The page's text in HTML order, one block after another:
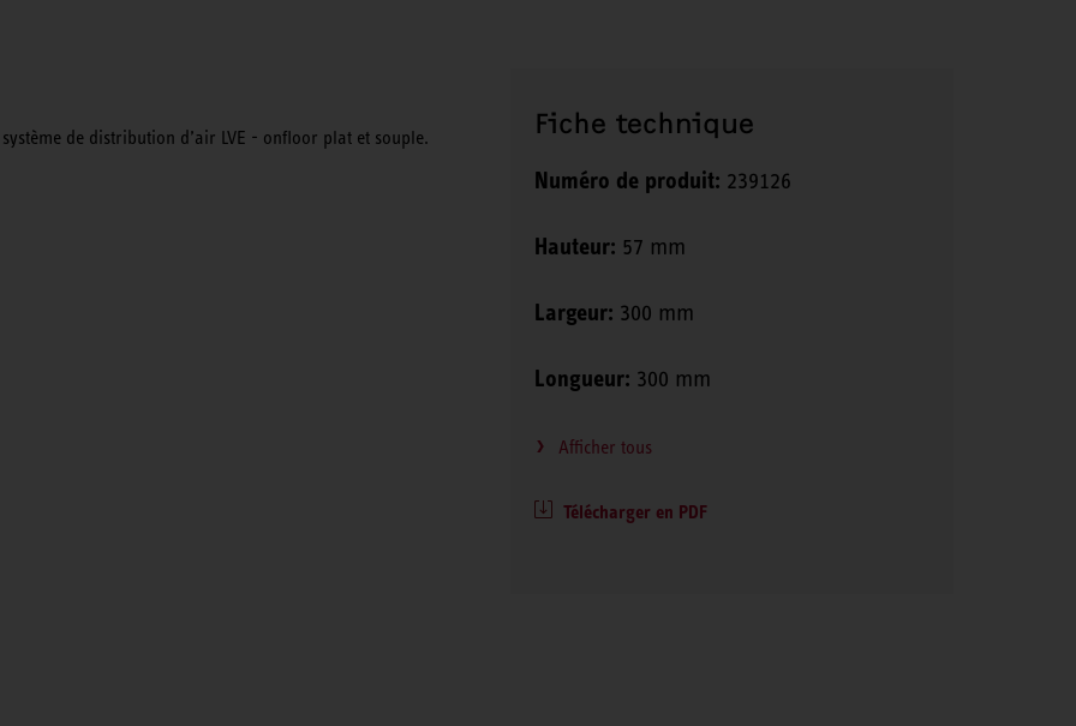
de distribution d’air LVE - onfloor plat et souple. Fiche technique
Numéro de produit: 239126
Hauteur: 57 mm
Largeur: 300 mm
Longueur: 300 mm
Afficher tous
Télécharger en PDF